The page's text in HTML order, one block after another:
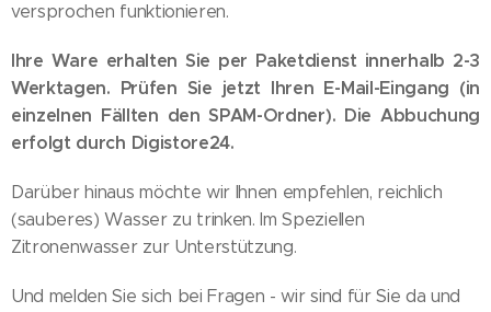
versprochen funktionieren.
Ihre Ware erhalten Sie per Paketdienst innerhalb 2-3
Werktagen. Prüfen Sie jetzt Ihren E-Mail-Eingang (in
einzelnen Fällten den SPAM-Ordner). Die Abbuchung
erfolgt durch Digistore24.
Darüber hinaus möchte wir Ihnen empfehlen, reichlich
(sauberes) Wasser zu trinken. Im Speziellen
Zitronenwasser zur Unterstützung.
Und melden Sie sich bei Fragen - wir sind für Sie da und